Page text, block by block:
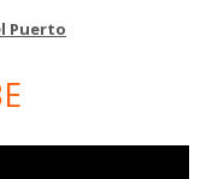
Puerto